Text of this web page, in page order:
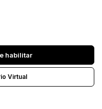
habilitar
Virtual